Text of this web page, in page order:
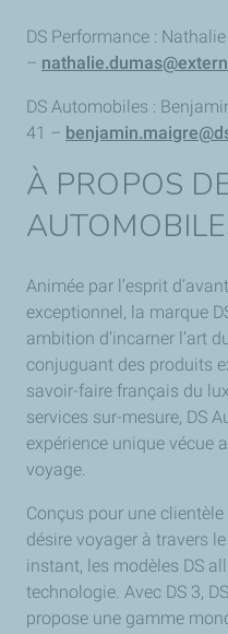
DS Performance :
–
DS Automobiles :
41 –
À PROPOS
Animée par l’esprit
exceptionnel, la marque
ambition d’incarner l’art
conjuguant des produits
savoir-faire français du
services sur-mesure, DS
expérience unique vécue
voyage.
Conçus pour une
désire voyager à travers
instant, les modèles DS
technologie. Avec DS 3,
propose une gamme